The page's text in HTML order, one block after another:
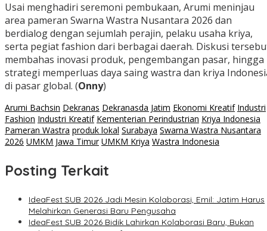
Usai menghadiri seremoni pembukaan, Arumi meninjau
area pameran Swarna Wastra Nusantara 2026 dan
berdialog dengan sejumlah perajin, pelaku usaha kriya,
serta pegiat fashion dari berbagai daerah. Diskusi
membahas inovasi produk, pengembangan pasar, hingga
strategi memperluas daya saing wastra dan kriya
di pasar global. (Onny)
Arumi Bachsin Dekranas Dekranasda Jatim Ekonomi Kreatif Industri
Fashion Industri Kreatif Kementerian Perindustrian Kriya Indonesia
Pameran Wastra produk lokal Surabaya Swarna Wastra Nusantara
2026 UMKM Jawa Timur UMKM Kriya Wastra Indonesia
Posting Terkait
IdeaFest SUB 2026 Jadi Mesin Kolaborasi, Emil: Jatim Harus
Melahirkan Generasi Baru Pengusaha
IdeaFest SUB 2026 Bidik Lahirkan Kolaborasi Baru, Bukan